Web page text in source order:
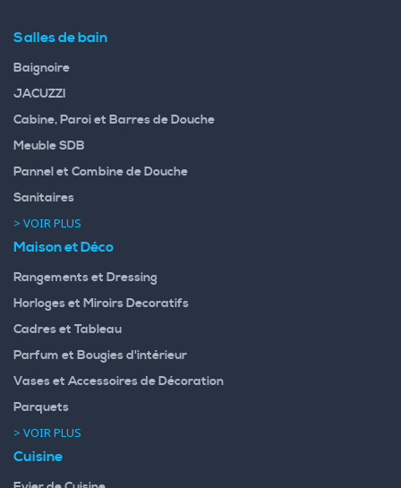
Salles de bain
Baignoire
JACUZZI
Cabine, Paroi et Barres de Douche
Meuble SDB
Pannel et Combine de Douche
Sanitaires
> VOIR PLUS
Maison et Déco
Rangements et Dressing
Horloges et Miroirs Decoratifs
Cadres et Tableau
Parfum et Bougies d'intérieur
Vases et Accessoires de Décoration
Parquets
> VOIR PLUS
Cuisine